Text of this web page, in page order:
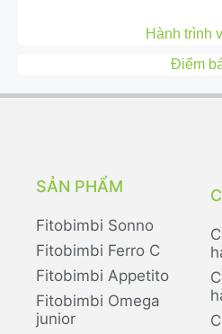
Hành trình
Điểm
SẢN PHẨM
Fitobimbi Sonno
Fitobimbi Ferro C
Fitobimbi Appetito
Fitobimbi Omega
junior